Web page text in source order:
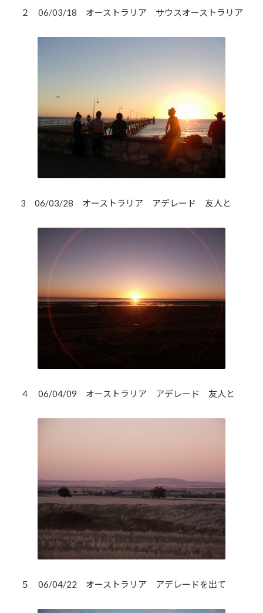
２ 06/03/18 オーストラリア サウスオーストラリア
3 06/03/28 オーストラリア アデレード 友人と
４ 06/04/09 オーストラリア アデレード 友人と
５ 06/04/22 オーストラリア アデレードを出て